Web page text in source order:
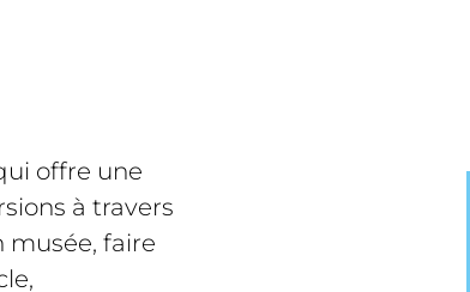
offre une
à travers
musée, faire